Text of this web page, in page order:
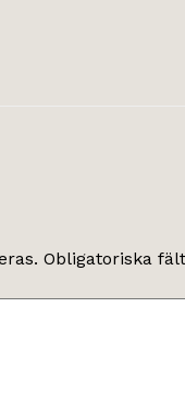
Obligatoriska